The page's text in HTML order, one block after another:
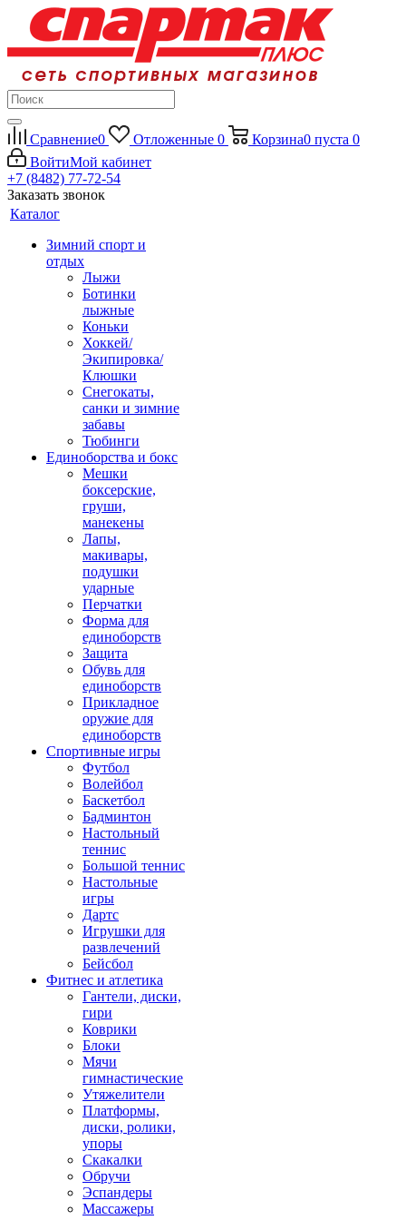
Сравнение0 Отложенные 0 Корзина0 пуста 0
ВойтиМой кабинет
+7 (8482) 77-72-54
Заказать звонок
Каталог
Зимний спорт и
отдых
Лыжи
Ботинки
лыжные
Коньки
Хоккей/
Экипировка/
Клюшки
Снегокаты,
санки и зимние
забавы
Тюбинги
Единоборства и бокс
Мешки
боксерские,
груши,
манекены
Лапы,
макивары,
подушки
ударные
Перчатки
Форма для
единоборств
Защита
Обувь для
единоборств
Прикладное
оружие для
единоборств
Спортивные игры
Футбол
Волейбол
Баскетбол
Бадминтон
Настольный
теннис
Большой теннис
Настольные
игры
Дартс
Игрушки для
развлечений
Бейсбол
Фитнес и атлетика
Гантели, диски,
гири
Коврики
Блоки
Мячи
гимнастические
Утяжелители
Платформы,
диски, ролики,
упоры
Скакалки
Обручи
Эспандеры
Массажеры